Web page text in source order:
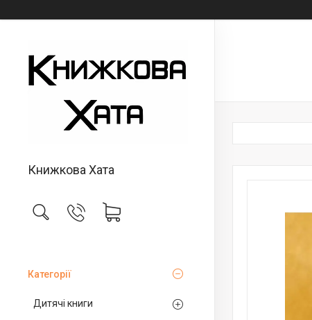
Книжкова Хата
Категорії
Дитячі книги